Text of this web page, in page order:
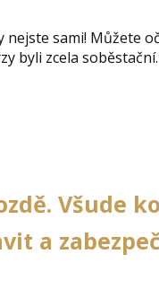
sami! Můžete
byli zcela soběstační.
Všude
a